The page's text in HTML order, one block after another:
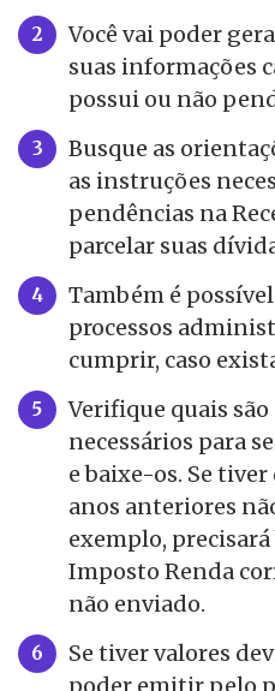
Você vai poder
suas informações
possui ou não
Busque as
as instruções
pendências na
parcelar suas
Também é
processos
cumprir, caso
Verifique quais
necessários para
e baixe-os. Se tiver
anos anteriores
exemplo,
Imposto Renda
não enviado.
Se tiver valores
poder emitir pelo